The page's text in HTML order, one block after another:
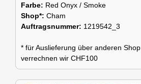
Farbe: Red Onyx / Smoke
Shop*: Cham
Auftragsnummer: 1219542_3
* für Auslieferung über anderen Shop
verrechnen wir CHF100